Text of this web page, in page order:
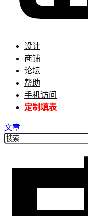
设计
商铺
论坛
帮助
手机访问
定制填表
文章